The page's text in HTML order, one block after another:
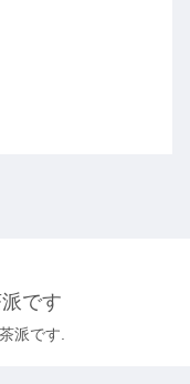
です
派です.